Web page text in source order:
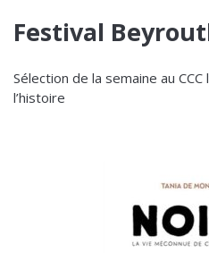
Festival
Sélection de la semaine au
l’histoire